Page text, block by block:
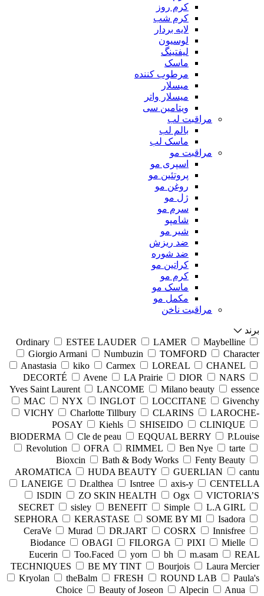
کرم روز
کرم شب
لایه بردار
لوسیون
لیفتینگ
ماسک
مرطوب کننده
میسلار
میسلار واتر
ویتامین سی
مراقبت لب
بالم لب
ماسک لب
مراقبت مو
اسپری مو
پروتئین مو
روغن مو
ژل مو
سرم مو
شامپو
شیر مو
ضد ریزش
ضد شوره
کراتین مو
کرم مو
ماسک مو
مکمل مو
مراقبت ناخن
برند
Ordinary
ESTEE LAUDER LAMER
Maybelline
Giorgio Armani
Numbuzin TOMFORD
Character
Anastasia
kiko Carmex LOREAL
CHANEL
DECORTÉ
Avene LA Prairie DIOR
NARS
Yves Saint Laurent
LANCOME Milano beauty
essence
MAC
NYX INGLOT LOCCITANE
Givenchy
VICHY
Charlotte Tillbury CLARINS
LAROCHE-
POSAY
Kiehls SHISEIDO
CLINIQUE
BIODERMA
Cle de peau EQQUAL BERRY
P.Louise
Revolution
OFRA RIMMEL Ben Nye
tarte
Bioxcin
Bath & Body Works
Fenty Beauty
AROMATICA
HUDA BEAUTY GUERLIAN
cantu
LANEIGE
Dr.althea Isntree axis-y
CENTELLA
ISDIN
ZO SKIN HEALTH Ogx
VICTORIA’S
SECRET
sisley BENEFIT Simple
L.A GIRL
SEPHORA
KERASTASE SOME BY MI
Isadora
CeraVe
Murad DR.JART COSRX
Innisfree
Biodance
OBAGI FILORGA PIXI
Mielle
Eucerin
Too.Faced yorn bh m.asam
REAL
TECHNIQUES
BE MY TINT Bourjois
Laura Mercier
Kryolan
theBalm FRESH ROUND LAB
Paula's
Choice
Beauty of Joseon Alpecin
Anua